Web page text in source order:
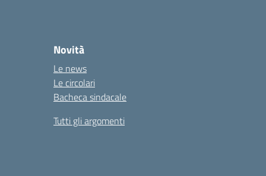
Novità
Le news
Le circolari
Bacheca sindacale
Tutti gli argomenti